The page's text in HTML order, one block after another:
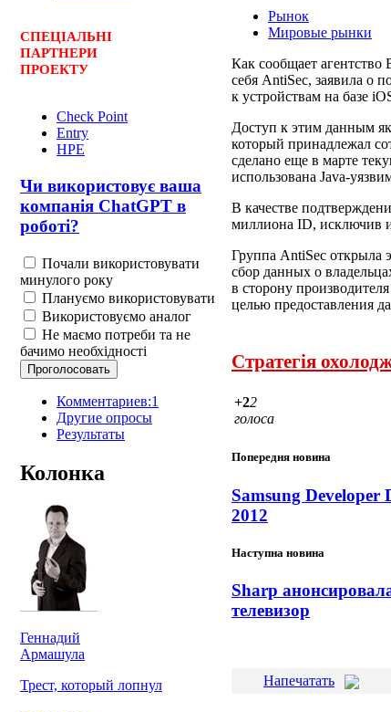
СПЕЦІАЛЬНІ
ПАРТНЕРИ
ПРОЕКТУ
Check Point
Entry
HPE
Чи використовує ваша
компанія ChatGPT в
роботі?
Почали використовувати
минулого року
Плануємо використовувати
Використовуємо аналог
Не маємо потреби та не
бачимо необхідності
Комментариев:1
Другие опросы
Результаты
Колонка
Геннадий
Армашула
Трест, который лопнул
Рынок
Мировые рынки
Как сообщает
себя AntiSec, заявила о
к устройствам на базе
Доступ к этим данным
который принадлежал
сделано еще в марте
использована Java-
В качестве
миллиона ID, исключив
Группа AntiSec открыла
сбор данных о
в сторону
целью предоставления
Стратегія
+22
голоса
Попередня новина
Samsung
2012
Наступна новина
Sharp
телевизор
Напечатать